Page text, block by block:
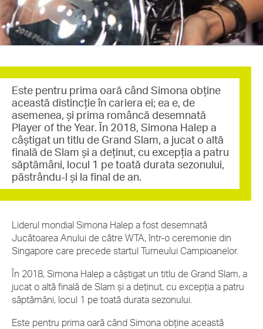
Este pentru prima oară când Simona obține
această distincție în cariera ei; ea e, de
asemenea, și prima româncă desemnată
Player of the Year. În 2018, Simona Halep a
câștigat un titlu de Grand Slam, a jucat o altă
finală de Slam și a deținut, cu excepția a patru
săptămâni, locul 1 pe toată durata sezonului,
păstrându-l și la final de an.
Liderul mondial Simona Halep a fost desemnată
Jucătoarea Anului de către WTA, într-o ceremonie din
Singapore care precede startul Turneului Campioanelor.
În 2018, Simona Halep a câștigat un titlu de Grand Slam, a
jucat o altă finală de Slam și a deținut, cu excepția a patru
săptămâni, locul 1 pe toată durata sezonului.
Este pentru prima oară când Simona obține această